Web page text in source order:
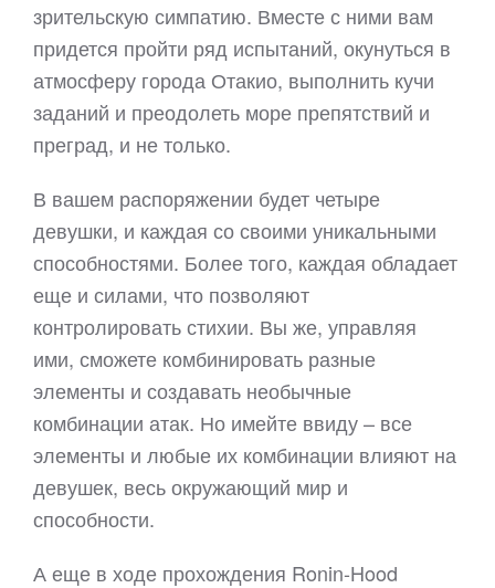
зрительскую симпатию. Вместе с ними вам
придется пройти ряд испытаний, окунуться в
атмосферу города Отакио, выполнить кучи
заданий и преодолеть море препятствий и
преград, и не только.
В вашем распоряжении будет четыре
девушки, и каждая со своими уникальными
способностями. Более того, каждая обладает
еще и силами, что позволяют
контролировать стихии. Вы же, управляя
ими, сможете комбинировать разные
элементы и создавать необычные
комбинации атак. Но имейте ввиду – все
элементы и любые их комбинации влияют на
девушек, весь окружающий мир и
способности.
А еще в ходе прохождения Ronin-Hood